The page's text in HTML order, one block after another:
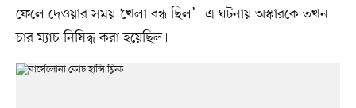
ফেলে দেওয়ার সময় ‘খেলা বন্ধ ছিল’। এ ঘটনায় অস্কারকে তখন
চার ম্যাচ নিষিদ্ধ করা হয়েছিল।